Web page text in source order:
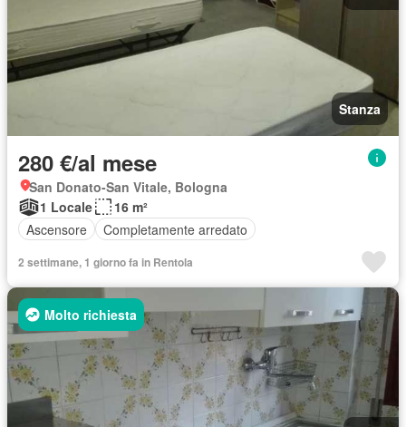
Stanza
280 €/al mese
San Donato-San Vitale, Bologna
1 Locale
16 m²
Ascensore
Completamente arredato
2 settimane, 1 giorno fa in Rentola
Molto richiesta